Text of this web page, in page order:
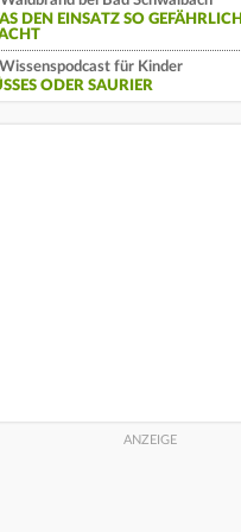
DEN EINSATZ SO GEFÄHRLICH
Wissenspodcast für Kinder
ODER SAURIER